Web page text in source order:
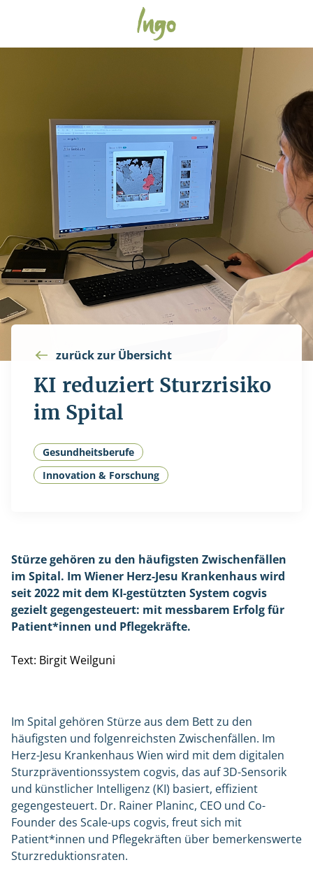
zurück zur Übersicht
KI reduziert Sturzrisiko
im Spital
Gesundheitsberufe
Innovation & Forschung
Stürze gehören zu den häufigsten Zwischenfällen
im Spital. Im Wiener Herz-Jesu Krankenhaus wird
seit 2022 mit dem KI-gestützten System cogvis
gezielt gegengesteuert: mit messbarem Erfolg für
Patient*innen und Pflegekräfte.
Text: Birgit Weilguni
Im Spital gehören Stürze aus dem Bett zu den
häufigsten und folgenreichsten Zwischenfällen. Im
Herz-Jesu Krankenhaus Wien wird mit dem digitalen
Sturzpräventionssystem cogvis, das auf 3D-Sensorik
und künstlicher Intelligenz (KI) basiert, effizient
gegengesteuert. Dr. Rainer Planinc, CEO und Co-
Founder des Scale-ups cogvis, freut sich mit
Patient*innen und Pflegekräften über bemerkenswerte
Sturzreduktionsraten.